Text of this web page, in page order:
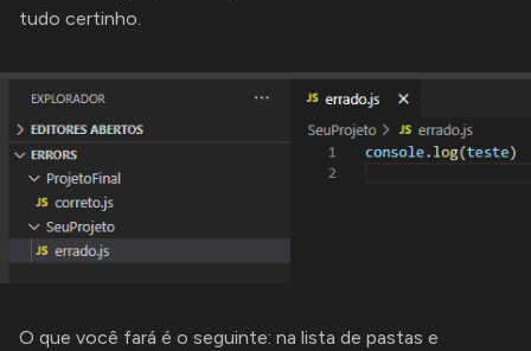
tudo certinho.
O que você fará é o seguinte: na lista de pastas e